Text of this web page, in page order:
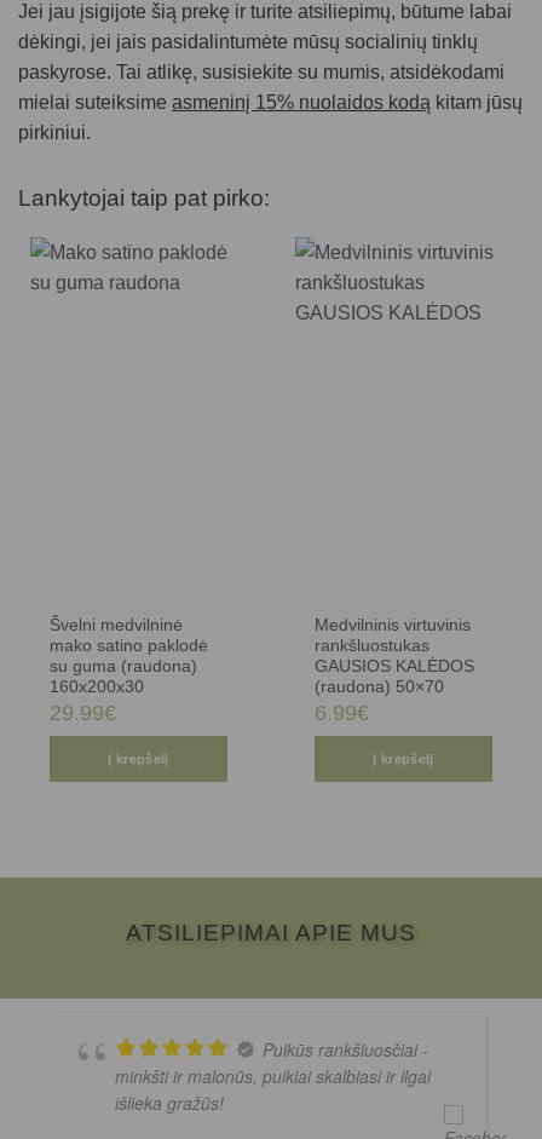
Jei jau įsigijote šią prekę ir turite atsiliepimų, būtume labai
dėkingi, jei jais pasidalintumėte mūsų socialinių tinklų
paskyrose. Tai atlikę, susisiekite su mumis, atsidėkodami
mielai suteiksime asmeninį 15% nuolaidos kodą kitam jūsų
pirkiniui.
Lankytojai taip pat pirko:
Švelni medvilninė
mako satino paklodė
su guma (raudona)
160x200x30
29.99€
Į krepšelį
Medvilninis virtuvinis
rankšluostukas
GAUSIOS KALĖDOS
(raudona) 50×70
6.99€
Į krepšelį
ATSILIEPIMAI APIE MUS
Puikūs rankšluosčiai -
minkšti ir malonūs, puikiai skalbiasi ir ilgai
išlieka gražūs!